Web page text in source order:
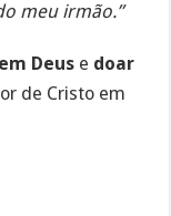
meu irmão.”
Deus e doar
de Cristo em